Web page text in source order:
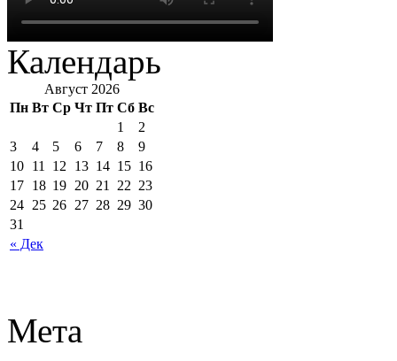
Календарь
Август 2026
Пн Вт Ср Чт Пт Сб Вс
« Дек
1
2
3
4 5 6 7 8
9
10 11 12 13 14 15 16
17 18 19 20 21 22 23
24 25 26 27 28 29 30
31
Мета